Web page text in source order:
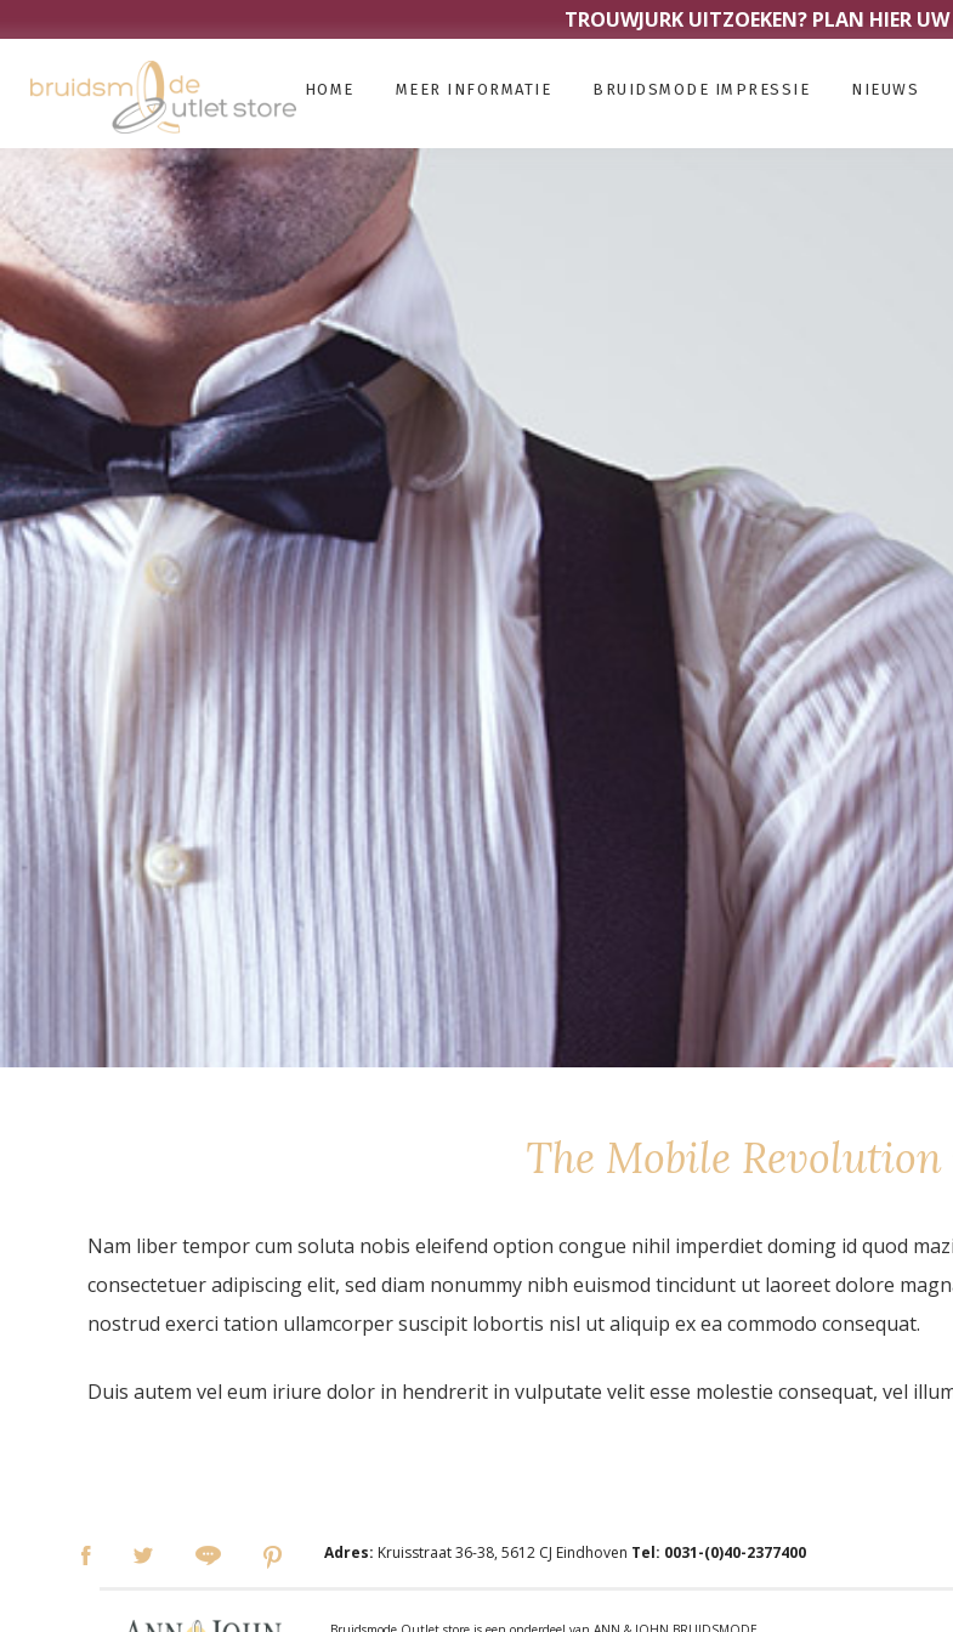
TROUWJURK UITZOEKEN? PLAN HIER
HOME MEER INFORMATIE BRUIDSMODE IMPRESSIE NIEUWS
The Mobile Revolution
Nam liber tempor cum soluta nobis eleifend option congue nihil imperdiet doming id quod
consectetuer adipiscing elit, sed diam nonummy nibh euismod tincidunt ut laoreet dolore
nostrud exerci tation ullamcorper suscipit lobortis nisl ut aliquip ex ea commodo consequat.
Duis autem vel eum iriure dolor in hendrerit in vulputate velit esse molestie consequat, vel
Adres: Kruisstraat 36-38, 5612 CJ Eindhoven Tel: 0031-(0)40-2377400